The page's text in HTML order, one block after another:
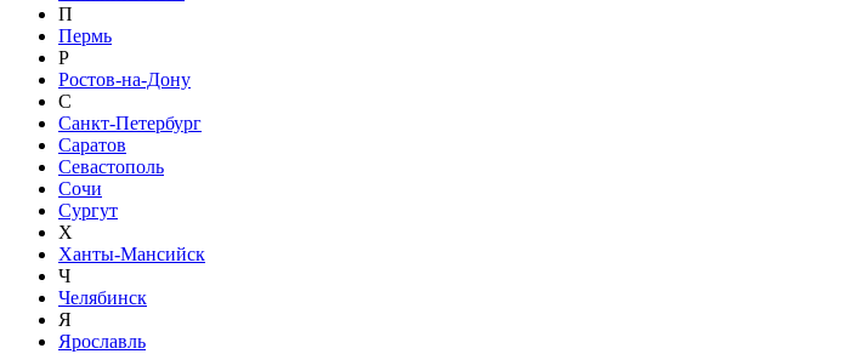
П
Пермь
Р
Ростов-на-Дону
С
Санкт-Петербург
Саратов
Севастополь
Сочи
Сургут
Х
Ханты-Мансийск
Ч
Челябинск
Я
Ярославль